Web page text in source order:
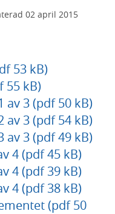
02 april 2015
53 kB)
55 kB)
3 (pdf 50 kB)
3 (pdf 54 kB)
3 (pdf 49 kB)
4 (pdf 45 kB)
4 (pdf 39 kB)
4 (pdf 38 kB)
(pdf 50